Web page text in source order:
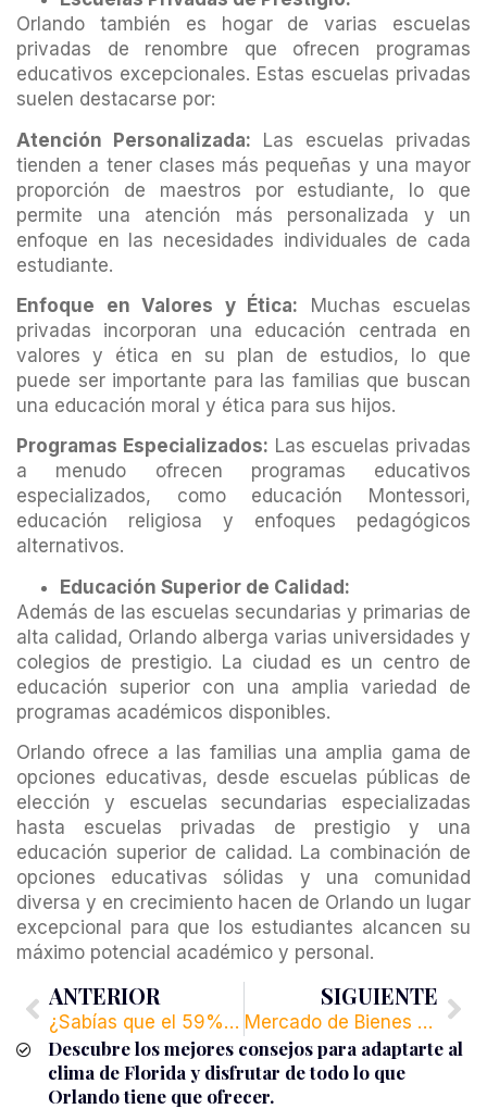
Orlando también es hogar de varias escuelas
privadas de renombre que ofrecen programas
educativos excepcionales. Estas escuelas privadas
suelen destacarse por:
Atención Personalizada: Las escuelas privadas
tienden a tener clases más pequeñas y una mayor
proporción de maestros por estudiante, lo que
permite una atención más personalizada y un
enfoque en las necesidades individuales de cada
estudiante.
Enfoque en Valores y Ética: Muchas escuelas
privadas incorporan una educación centrada en
valores y ética en su plan de estudios, lo que
puede ser importante para las familias que buscan
una educación moral y ética para sus hijos.
Programas Especializados: Las escuelas privadas
a menudo ofrecen programas educativos
especializados, como educación Montessori,
educación religiosa y enfoques pedagógicos
alternativos.
Educación Superior de Calidad:
Además de las escuelas secundarias y primarias de
alta calidad, Orlando alberga varias universidades y
colegios de prestigio. La ciudad es un centro de
educación superior con una amplia variedad de
programas académicos disponibles.
Orlando ofrece a las familias una amplia gama de
opciones educativas, desde escuelas públicas de
elección y escuelas secundarias especializadas
hasta escuelas privadas de prestigio y una
educación superior de calidad. La combinación de
opciones educativas sólidas y una comunidad
diversa y en crecimiento hacen de Orlando un lugar
excepcional para que los estudiantes alcancen su
máximo potencial académico y personal.
ANTERIOR
¿Sabías que el 59% de la población de Orlando es internacional?
SIGUIENTE
Mercado de Bienes Raíces de Lujo en Orlando: ¿Es Rentable?
Descubre los mejores consejos para adaptarte al
clima de Florida y disfrutar de todo lo que
Orlando tiene que ofrecer.